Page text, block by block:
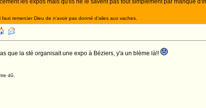
les expos mais qu'ils ne le savent pas tout simplement par manque
remercier Dieu de n'avoir pas donné d'ailes aux vaches.
que la sté organisait une expo à Béziers, y'a un blème là!!
dû.